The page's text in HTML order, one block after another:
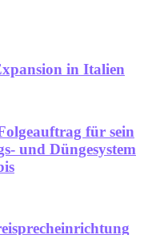
in Italien
für sein
und Düngesystem